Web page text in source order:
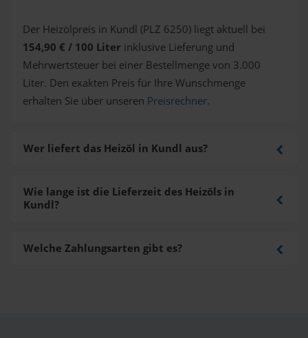
Der Heizölpreis in Kundl (PLZ 6250) liegt aktuell bei
154,90 € / 100 Liter inklusive Lieferung und
Mehrwertsteuer bei einer Bestellmenge von 3.000
Liter. Den exakten Preis für Ihre Wunschmenge
erhalten Sie über unseren Preisrechner.
Wer liefert das Heizöl in Kundl aus?
Wie lange ist die Lieferzeit des Heizöls in
Kundl?
Welche Zahlungsarten gibt es?